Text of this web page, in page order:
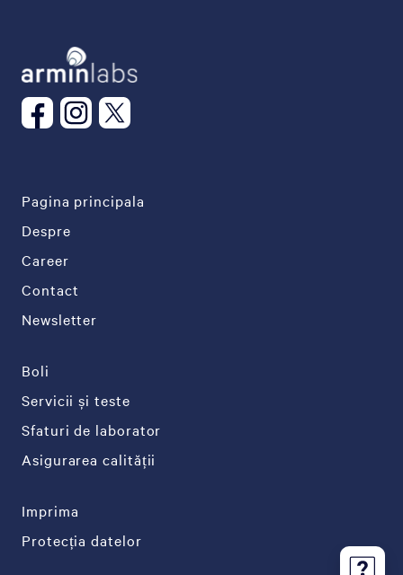
Pagina principala
Despre
Career
Contact
Newsletter
Boli
Servicii și teste
Sfaturi de laborator
Asigurarea calității
Imprima
Protecția datelor